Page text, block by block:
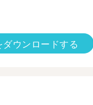
ウンロードする